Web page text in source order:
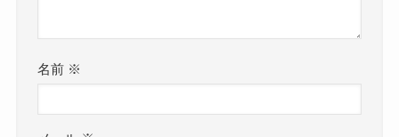
名前 ※